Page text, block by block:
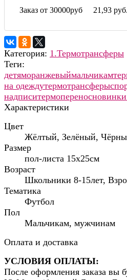
Заказ от 30000руб 21,93 руб.
Категория: 1.Термотрансферы
Теги:
детяморанжевыймальчикам
на одеждутермотрансферы
надписитермоперенос
Характеристики
Цвет
Жёлтый, Зелёный,
Размер
пол-листа 15х25см
Возраст
Школьники 8-15лет,
Тематика
Футбол
Пол
Мальчикам, мужчинам
Оплата и доставка
УСЛОВИЯ ОПЛАТЫ:
После оформления заказа вы